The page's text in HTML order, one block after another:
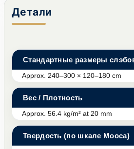
Детали
Стандартные размеры
Approx. 240–300 × 120–180 cm
Вес / Плотность
Approx. 56.4 kg/m² at 20 mm
Твердость (по шкале Мооса)